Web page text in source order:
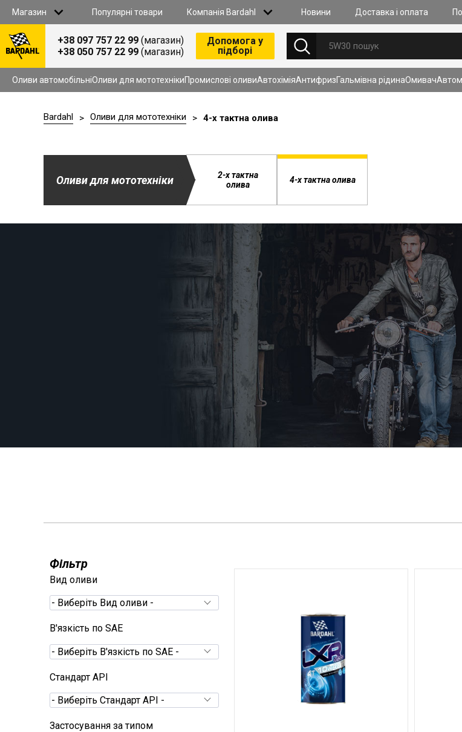
Магазин Популярні товари Компанія Bardahl Новини Доставка i оплата
ПРО НАС
СТАТИ ПАРТНЕРОМ У ЗАХІДНИХ РЕГІОНАХ
НОВИНИ
ПЕРЕГЛЯНУТИ ВСІ
Всі товари
Оливи автомобільнi
Оливи для мототехніки
Антифриз
Гальмiвна рiдина
Продукція для СТО
+38 097 757 22 99 (магазин)
+38 050 757 22 99 (магазин)
Допомога у
підборі
Оливи автомобільнiОливи для мототехнікиПромислові оливиАвтохіміяАнтифризГальмiвна рiдинаОмивач
Bardahl > Оливи для мототехніки > 4-х тактна олива
Оливи для мототехніки
2-х тактна
олива
4-х тактна олива
Фільтр
Вид оливи
- Виберіть Вид оливи -
В'язкість по SAE
- Виберіть В'язкість по SAE -
Cтандарт API
- Виберіть Cтандарт API -
Застосування за типом